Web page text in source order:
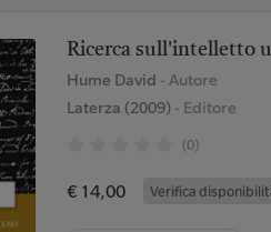
Ricerca sull'intelletto
Hume David - Autore
Laterza (2009)- Editore
(0)
€ 14,00 Verifica